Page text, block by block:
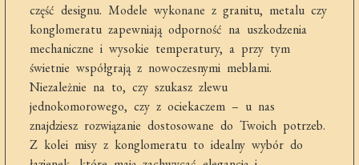
część designu. Modele wykonane z granitu, metalu czy
konglomeratu zapewniają odporność na uszkodzenia
mechaniczne i wysokie temperatury, a przy tym
świetnie współgrają z nowoczesnymi meblami.
Niezależnie na to, czy szukasz zlewu
jednokomorowego, czy z ociekaczem – u nas
znajdziesz rozwiązanie dostosowane do Twoich potrzeb.
Z kolei misy z konglomeratu to idealny wybór do